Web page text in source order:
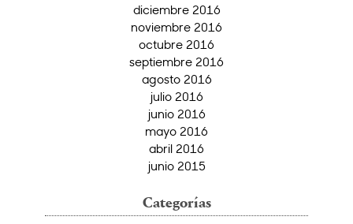
diciembre 2016
noviembre 2016
octubre 2016
septiembre 2016
agosto 2016
julio 2016
junio 2016
mayo 2016
abril 2016
junio 2015
Categorías